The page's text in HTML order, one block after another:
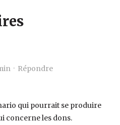
· Répondre
qui pourrait se produire
concerne les dons.